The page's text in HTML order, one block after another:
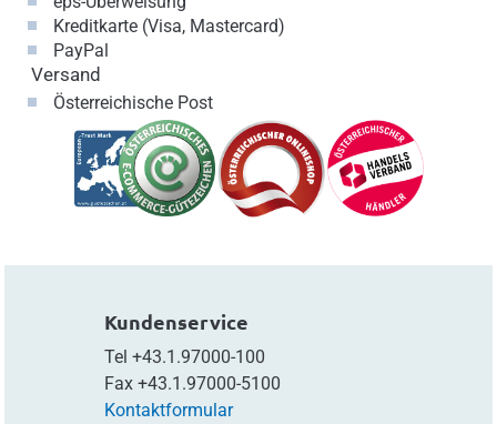
Kreditkarte (Visa, Mastercard)
PayPal
Versand
Österreichische Post
Kundenservice
Tel +43.1.97000-100
Fax +43.1.97000-5100
Kontaktformular